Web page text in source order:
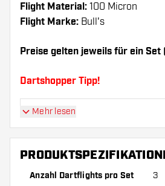
Flight Material: 100 Micron
Flight Marke: Bull's
Preise gelten jeweils für ein Set
Dartshopper Tipp!
Sorgen Sie für genügend
Shafts. Diese können sich
Probieren Sie eine andere
Mehr lesen
Anzahl Dartflights pro Set 3